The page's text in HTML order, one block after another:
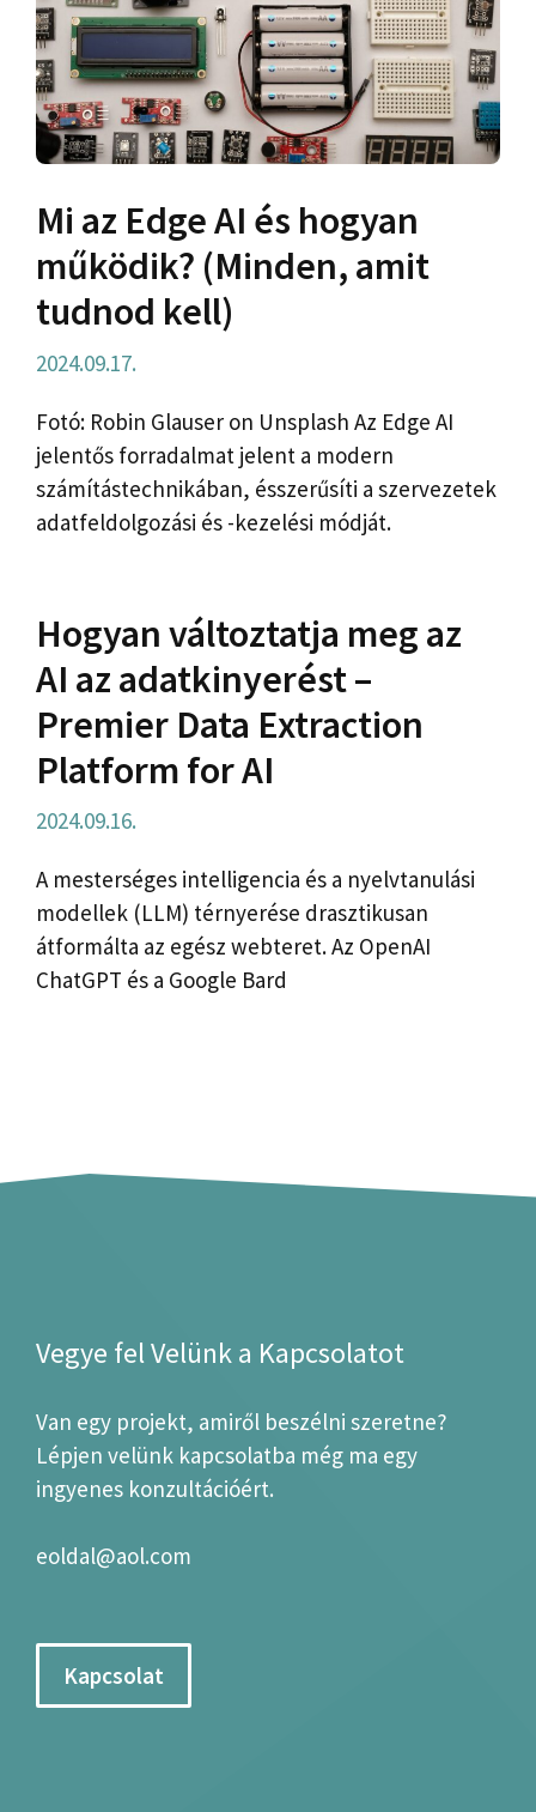
Mi az Edge AI és hogyan
működik? (Minden, amit
tudnod kell)
2024.09.17.
Fotó: Robin Glauser on Unsplash Az Edge AI
jelentős forradalmat jelent a modern
számítástechnikában, ésszerűsíti a szervezetek
adatfeldolgozási és -kezelési módját.
Hogyan változtatja meg az
AI az adatkinyerést –
Premier Data Extraction
Platform for AI
2024.09.16.
A mesterséges intelligencia és a nyelvtanulási
modellek (LLM) térnyerése drasztikusan
átformálta az egész webteret. Az OpenAI
ChatGPT és a Google Bard
Vegye fel Velünk a Kapcsolatot
Van egy projekt, amiről beszélni szeretne?
Lépjen velünk kapcsolatba még ma egy
ingyenes konzultációért.
eoldal@aol.com
Kapcsolat